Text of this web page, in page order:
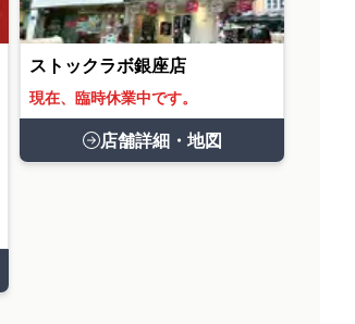
ストックラボ銀座店
現在、臨時休業中です。
店舗詳細・地図